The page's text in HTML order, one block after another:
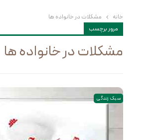
خانه
مشکلات در خانواده ها
مرور برچسب
مشکلات در خانواده ها
سبک زندگی